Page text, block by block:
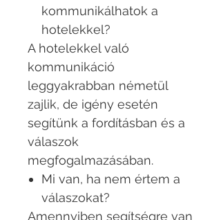
kommunikálhatok a
hotelekkel?
A hotelekkel való
kommunikáció
leggyakrabban németül
zajlik, de igény esetén
segítünk a fordításban és a
válaszok
megfogalmazásában.
Mi van, ha nem értem a
válaszokat?
Amennyiben segítségre van